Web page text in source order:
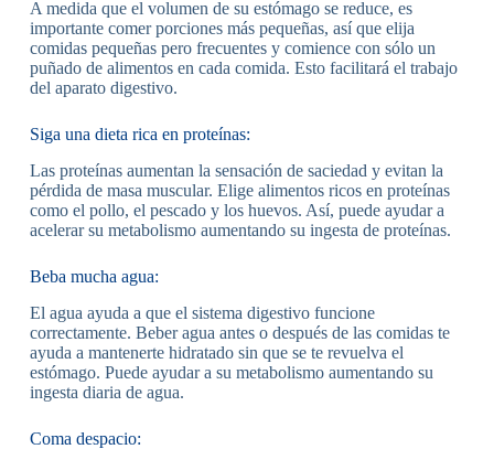
A medida que el volumen de su estómago se reduce, es
importante comer porciones más pequeñas, así que elija
comidas pequeñas pero frecuentes y comience con sólo un
puñado de alimentos en cada comida. Esto facilitará el trabajo
del aparato digestivo.
Siga una dieta rica en proteínas:
Las proteínas aumentan la sensación de saciedad y evitan la
pérdida de masa muscular. Elige alimentos ricos en proteínas
como el pollo, el pescado y los huevos. Así, puede ayudar a
acelerar su metabolismo aumentando su ingesta de proteínas.
Beba mucha agua:
El agua ayuda a que el sistema digestivo funcione
correctamente. Beber agua antes o después de las comidas te
ayuda a mantenerte hidratado sin que se te revuelva el
estómago. Puede ayudar a su metabolismo aumentando su
ingesta diaria de agua.
Coma despacio: